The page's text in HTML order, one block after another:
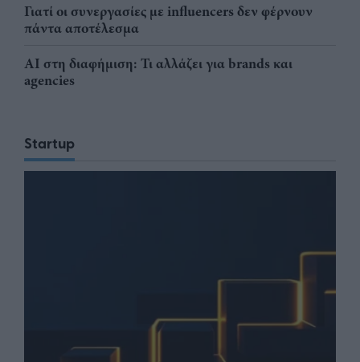
Γιατί οι συνεργασίες με influencers δεν φέρνουν
πάντα αποτέλεσμα
AI στη διαφήμιση: Τι αλλάζει για brands και
agencies
Startup